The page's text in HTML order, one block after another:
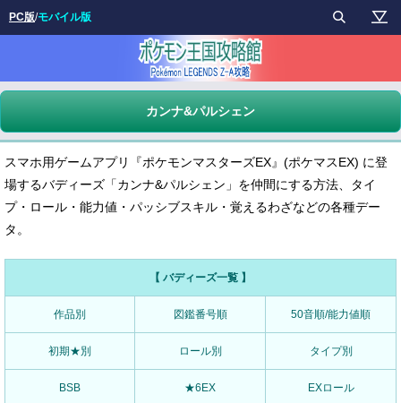
カンナ&パルシェン
スマホ用ゲームアプリ『ポケモンマスターズEX』(ポケマスEX) に登
場するバディーズ「カンナ&パルシェン」を仲間にする方法、タイ
プ・ロール・能力値・パッシブスキル・覚えるわざなどの各種デー
タ。
【 バディーズ一覧 】
作品別 図鑑番号順 50音順/能力値順
初期★別 ロール別 タイプ別
BSB ★6EX EXロール
PC版/モバイル版